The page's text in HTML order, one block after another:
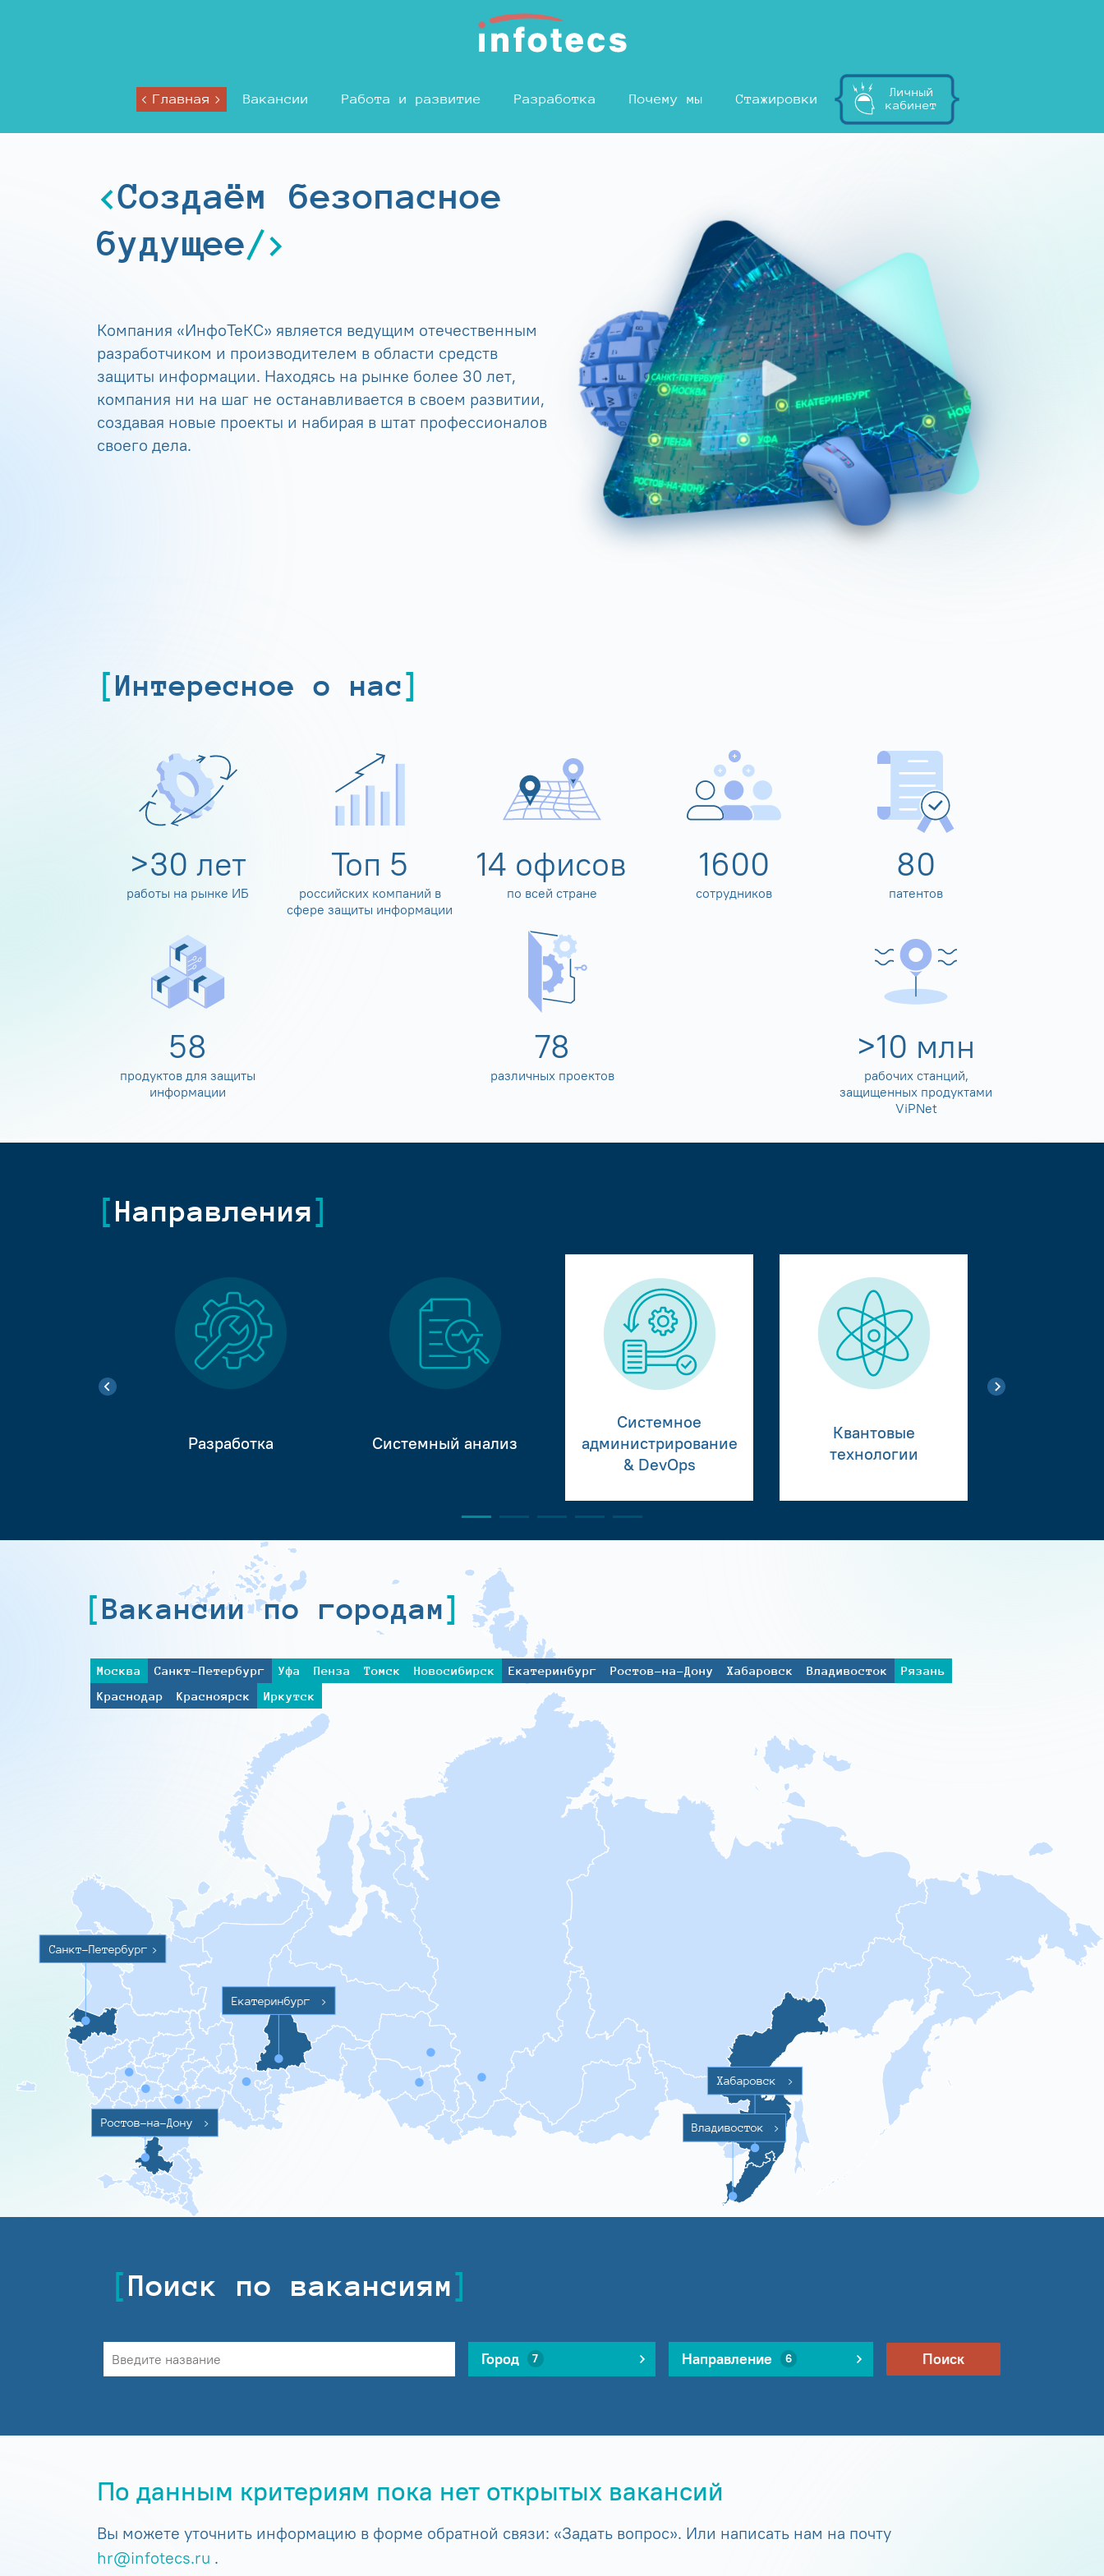
Главная Вакансии Работа и развитие Разработка Почему мы Стажировки
Личный
кабинет
Создаём безопасное
будущее
Компания «ИнфоТеКС» является ведущим отечественным
разработчиком и производителем в области средств
защиты информации. Находясь на рынке более 30 лет,
компания ни на шаг не останавливается в своем развитии,
создавая новые проекты и набирая в штат профессионалов
своего дела.
Интересное о нас
>30 лет
работы на рынке ИБ
Топ 5
российских компаний в
сфере защиты информации
14 офисов
по всей стране
1600
сотрудников
80
патентов
60
продуктов для защиты
информации
80
различных проектов
>10 млн
рабочих станций,
защищенных продуктами
ViPNet
Направления
Разработка Системный анализ
Системное
администрирование
& DevOps
Квантовые
технологии
Вакансии по городам
Москва Санкт-Петербург Уфа Пенза Томск Новосибирск Екатеринбург Ростов-на-Дону Хабаровск Владивосток
Рязань
Краснодар
Красноярск Иркутск
Санкт-Петербург >
Ростов-на-Дону >
Екатеринбург >
Хабаровск >
Владивосток >
Поиск по вакансиям
Город 7 Направление 6 Поиск
По данным критериям пока нет открытых вакансий
Вы можете уточнить информацию в форме обратной связи: «Задать вопрос». Или написать нам на почту
hr@infotecs.ru .